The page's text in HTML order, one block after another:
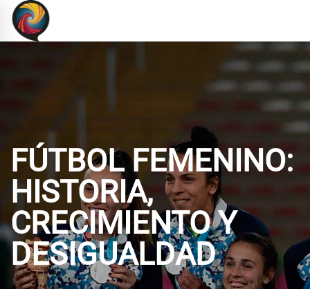
FÚTBOL FEMENINO:
HISTORIA,
CRECIMIENTO Y
DESIGUALDAD